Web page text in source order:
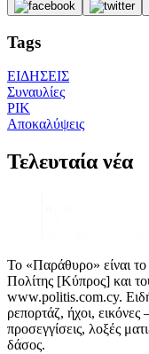
Tags
ΕΙΔΗΣΕΙΣ
Συναυλίες
ΡΙΚ
Αποκαλύψεις
Τελευταία νέα
Το «Παράθυρο» είναι το
Πολίτης [Κύπρος] και
www.politis.com.cy.
ρεπορτάζ, ήχοι, εικόνες
προσεγγίσεις, λοξές
δάσος.